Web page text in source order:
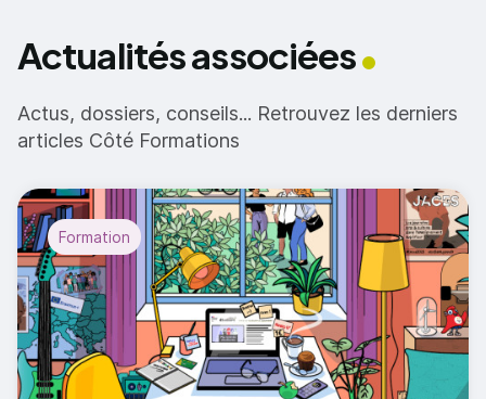
Actualités associées
Actus, dossiers, conseils... Retrouvez les derniers
articles Côté Formations
Formation